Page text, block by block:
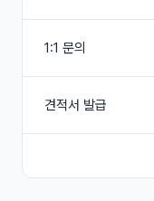
1:1 문의
견적서 발급